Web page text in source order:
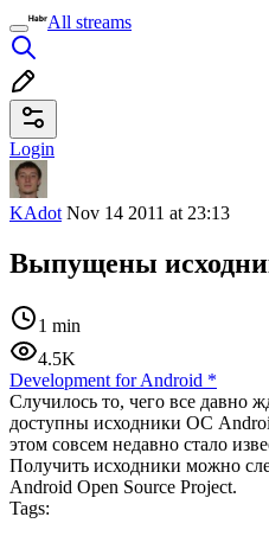
All streams
Login
KAdot Nov 14 2011 at 23:13
Выпущены
1 min
4.5K
Development for Android *
Случилось то, чего все давно
доступны исходники ОС
этом совсем недавно стало
Получить исходники можно
Android Open Source Project.
Tags: